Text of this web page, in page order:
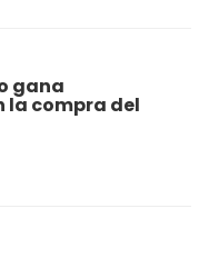
gana
la compra del